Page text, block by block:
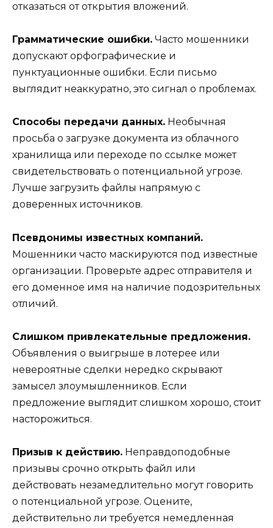
отказаться от открытия вложений.
Грамматические ошибки. Часто мошенники
допускают орфографические и
пунктуационные ошибки. Если письмо
выглядит неаккуратно, это сигнал о проблемах.
Способы передачи данных. Необычная
просьба о загрузке документа из облачного
хранилища или переходе по ссылке может
свидетельствовать о потенциальной угрозе.
Лучше загрузить файлы напрямую с
доверенных источников.
Псевдонимы известных компаний.
Мошенники часто маскируются под известные
организации. Проверьте адрес отправителя и
его доменное имя на наличие подозрительных
отличий.
Слишком привлекательные предложения.
Объявления о выигрыше в лотерее или
невероятные сделки нередко скрывают
замысел злоумышленников. Если
предложение выглядит слишком хорошо, стоит
насторожиться.
Призыв к действию. Неправдоподобные
призывы срочно открыть файл или
действовать незамедлительно могут говорить
о потенциальной угрозе. Оцените,
действительно ли требуется немедленная